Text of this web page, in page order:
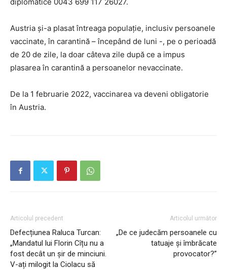
Austria şi-a plasat întreaga populaţie, inclusiv persoanele
vaccinate, în carantină – începând de luni -, pe o perioadă
de 20 de zile, la doar câteva zile după ce a impus
plasarea în carantină a persoanelor nevaccinate.
De la 1 februarie 2022, vaccinarea va deveni obligatorie
în Austria.
Articolul precedent
Defecțiunea Raluca Turcan:
„Mandatul lui Florin Cîțu nu a
fost decât un șir de minciuni.
V-ați milogit la Ciolacu să
Articolul următor
„De ce judecăm persoanele cu
tatuaje și îmbrăcate
provocator?”